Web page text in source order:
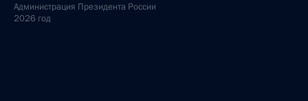
Администрация Президента России
2026 год